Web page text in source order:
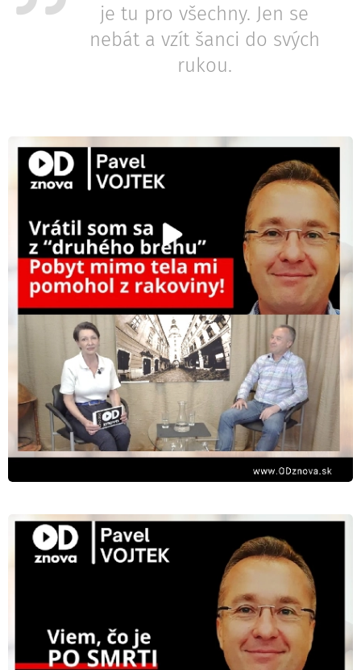
je tu pro všechny. Jen se
nebát a vzít šanci do svých
rukou.